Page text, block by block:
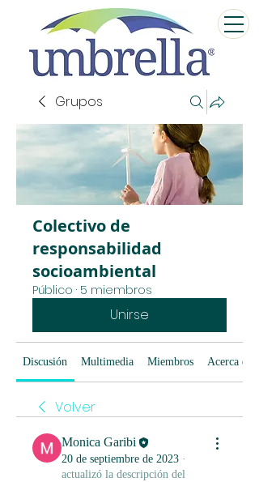
Grupos
Colectivo de
responsabilidad
socioambiental
Público · 5 miembros
Unirse
Discusión Multimedia Miembros Acerca de
Volver
Monica Garibi
20 de septiembre de 2023 ·
actualizó la descripción del